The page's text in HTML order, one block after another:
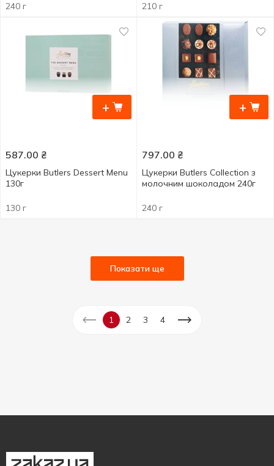
240 г 210 г
+
587.00 ₴
Цукерки Butlers Dessert Menu
130г
130 г
+
797.00 ₴
Цукерки Butlers Collection з
молочним шоколадом 240г
240 г
Показати ще
1 2 3 4